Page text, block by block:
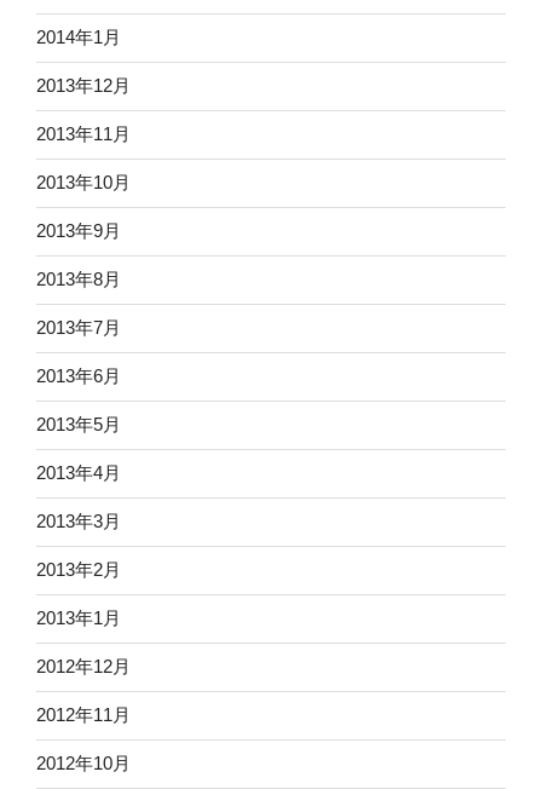
2014年1月
2013年12月
2013年11月
2013年10月
2013年9月
2013年8月
2013年7月
2013年6月
2013年5月
2013年4月
2013年3月
2013年2月
2013年1月
2012年12月
2012年11月
2012年10月